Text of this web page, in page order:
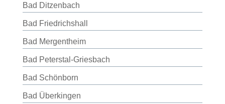
Bad Ditzenbach
Bad Friedrichshall
Bad Mergentheim
Bad Peterstal-Griesbach
Bad Schönborn
Bad Überkingen